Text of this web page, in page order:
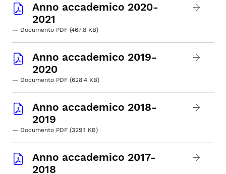
Anno accademico 2020-
2021
— Documento PDF (467.8 KB)
Anno accademico 2019-
2020
— Documento PDF (628.4 KB)
Anno accademico 2018-
2019
— Documento PDF (329.1 KB)
Anno accademico 2017-
2018